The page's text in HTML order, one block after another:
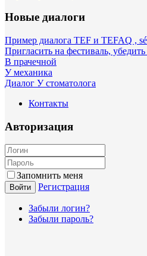
Новые диалоги
Пример диалога TEF и TEFAQ ,
Пригласить на фестиваль,
В прачечной
У механика
Диалог У стоматолога
Контакты
Авторизация
Запомнить меня
Войти Регистрация
Забыли логин?
Забыли пароль?